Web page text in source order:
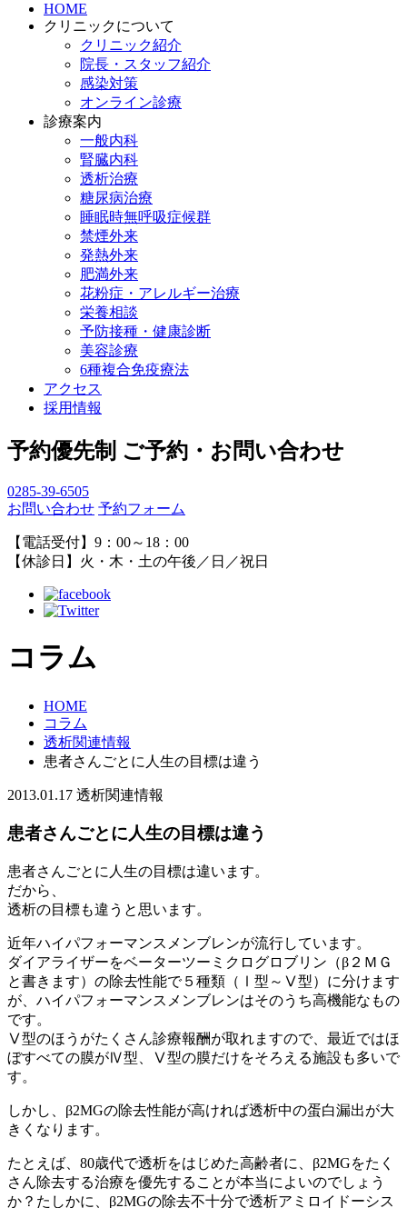
HOME
クリニックについて
クリニック紹介
院長・スタッフ紹介
感染対策
オンライン診療
診療案内
一般内科
腎臓内科
透析治療
糖尿病治療
睡眠時無呼吸症候群
禁煙外来
発熱外来
肥満外来
花粉症・アレルギー治療
栄養相談
予防接種・健康診断
美容診療
6種複合免疫療法
アクセス
採用情報
予約優先制 ご予約・お問い合わせ
0285-39-6505
お問い合わせ 予約フォーム
【電話受付】9：00～18：00
【休診日】火・木・土の午後／日／祝日
コラム
HOME
コラム
透析関連情報
患者さんごとに人生の目標は違う
2013.01.17 透析関連情報
患者さんごとに人生の目標は違う
患者さんごとに人生の目標は違います。
だから、
透析の目標も違うと思います。
近年ハイパフォーマンスメンブレンが流行しています。
ダイアライザーをベーターツーミクログロブリン（β２ＭＧ
と書きます）の除去性能で５種類（Ⅰ型～Ⅴ型）に分けます
が、ハイパフォーマンスメンブレンはそのうち高機能なもの
です。
Ⅴ型のほうがたくさん診療報酬が取れますので、最近ではほ
ぼすべての膜がⅣ型、Ⅴ型の膜だけをそろえる施設も多いで
す。
しかし、β2MGの除去性能が高ければ透析中の蛋白漏出が大
きくなります。
たとえば、80歳代で透析をはじめた高齢者に、β2MGをたく
さん除去する治療を優先することが本当によいのでしょう
か？たしかに、β2MGの除去不十分で透析アミロイドーシス